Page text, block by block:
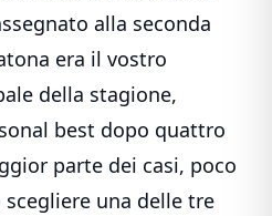
alla seconda
era il vostro
della stagione,
best dopo quattro
parte dei casi, poco
una delle tre